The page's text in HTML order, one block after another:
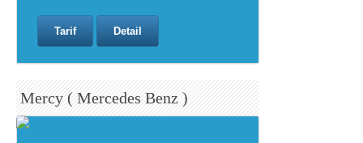
Tarif Detail
Mercy ( Mercedes Benz )